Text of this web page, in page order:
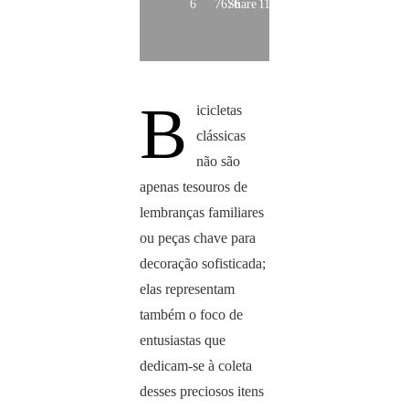
6 7676 11
Share
B
icicletas
clássicas
não são
apenas tesouros de
lembranças familiares
ou peças chave para
decoração sofisticada;
elas representam
também o foco de
entusiastas que
dedicam-se à coleta
desses preciosos itens